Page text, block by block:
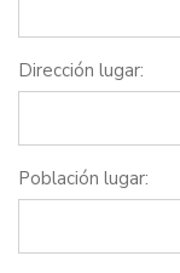
Dirección lugar:
Población lugar: